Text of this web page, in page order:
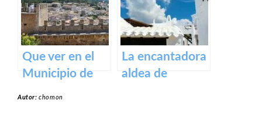
Que ver en el
Municipio de
La encantadora
aldea de
Autor:chomon